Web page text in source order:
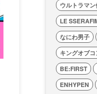
ウルトラマ
LE
なにわ男子
キングオブ
BE:FIRST
ENHYPEN